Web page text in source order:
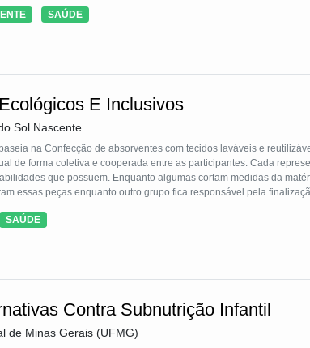
condições de trabalho e condições de vinculação familiar.
SAÚDE
E Inclusivos
Sol Nascente
na Confecção de absorventes com tecidos laváveis e
de forma coletiva e cooperada entre as participantes. Cada
que possuem. Enquanto algumas cortam medidas da
essas peças enquanto outro grupo fica responsável pela
pois não gera resíduos descartáveis e possibilita o reuso dos
madura, pois o agrupamento de mulheres buscam a
SAÚDE
Contra Subnutrição Infantil
de Minas Gerais (UFMG)